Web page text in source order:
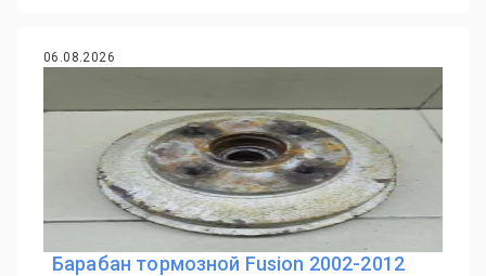
06.08.2026
Барабан тормозной Fusion 2002-2012